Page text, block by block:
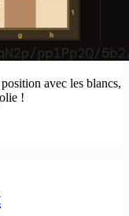
avec les blancs,
!